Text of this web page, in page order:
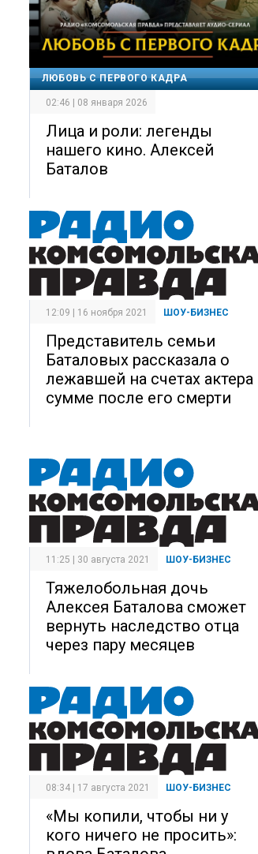
ЛЮБОВЬ С ПЕРВОГО КАДРА
02:46 | 08 января 2026
Лица и роли: легенды
нашего кино. Алексей
Баталов
12:09 | 16 ноября 2021 ШОУ-БИЗНЕС
Представитель семьи
Баталовых рассказала о
лежавшей на счетах актера
сумме после его смерти
11:25 | 30 августа 2021 ШОУ-БИЗНЕС
Тяжелобольная дочь
Алексея Баталова сможет
вернуть наследство отца
через пару месяцев
08:34 | 17 августа 2021 ШОУ-БИЗНЕС
«Мы копили, чтобы ни у
кого ничего не просить»: